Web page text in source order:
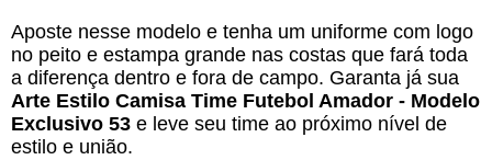
Aposte nesse modelo e tenha um uniforme com logo
no peito e estampa grande nas costas que fará toda
a diferença dentro e fora de campo. Garanta já sua
Arte Estilo Camisa Time Futebol Amador - Modelo
Exclusivo 53 e leve seu time ao próximo nível de
estilo e união.